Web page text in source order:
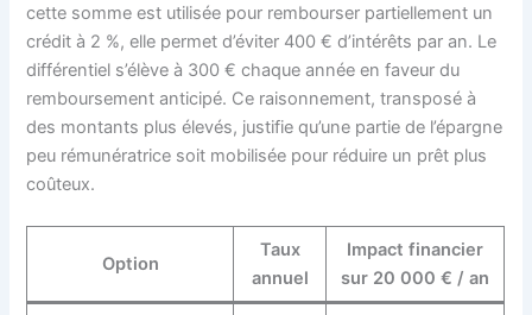
cette somme est utilisée pour rembourser partiellement un
crédit à 2 %, elle permet d’éviter 400 € d’intérêts par an. Le
différentiel s’élève à 300 € chaque année en faveur du
remboursement anticipé. Ce raisonnement, transposé à
des montants plus élevés, justifie qu’une partie de l’épargne
peu rémunératrice soit mobilisée pour réduire un prêt plus
coûteux.
Option
Taux
annuel
Impact financier
sur 20 000 € / an